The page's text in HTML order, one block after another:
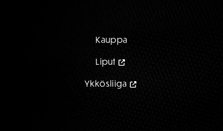
Kauppa
Liput
Ykkösliiga